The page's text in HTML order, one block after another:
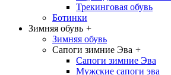
Трекинговая обувь
Ботинки
Зимняя обувь +
Зимняя обувь
Сапоги зимние Эва +
Сапоги зимние Эва
Мужские сапоги эва